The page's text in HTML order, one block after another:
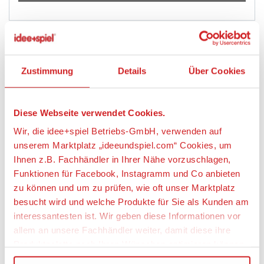
Zustimmung Details Über Cookies
Diese Webseite verwendet Cookies.
Wir, die idee+spiel Betriebs-GmbH, verwenden auf
unserem Marktplatz „ideeundspiel.com“ Cookies, um
Ihnen z.B. Fachhändler in Ihrer Nähe vorzuschlagen,
Funktionen für Facebook, Instagramm und Co anbieten
zu können und um zu prüfen, wie oft unser Marktplatz
besucht wird und welche Produkte für Sie als Kunden am
interessantesten ist. Wir geben diese Informationen vor
allem an unsere Fachhändler weiter, damit diese ihre
POKEMON 13929 PKM Pokémon Mini-Tin-Box
Artikelbeschreibung:
Lieferumfang: 1 x zufällig ausgewählte Mini Tin, eine
Vorauswahl ist leider nicht möglich.
Pokémon-Sammelkartenspiel: Mini-Tin-Box Illumina
City
Griffbereite Pokémon-Favoriten!